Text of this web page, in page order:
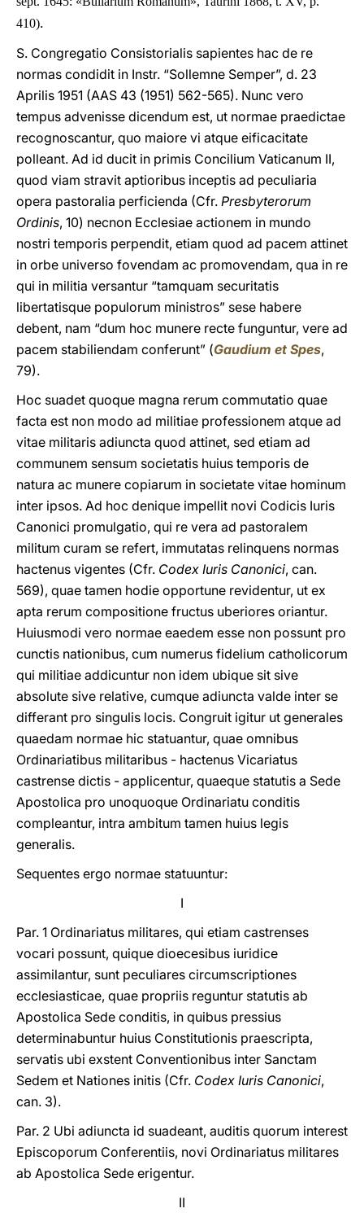
410).
S. Congregatio Consistorialis sapientes hac de re
normas condidit in Instr. “Sollemne Semper”, d. 23
Aprilis 1951 (AAS 43 (1951) 562-565). Nunc vero
tempus advenisse dicendum est, ut normae praedictae
recognoscantur, quo maiore vi atque eificacitate
polleant. Ad id ducit in primis Concilium Vaticanum II,
quod viam stravit aptioribus inceptis ad peculiaria
opera pastoralia perficienda (Cfr. Presbyterorum
Ordinis, 10) necnon Ecclesiae actionem in mundo
nostri temporis perpendit, etiam quod ad pacem attinet
in orbe universo fovendam ac promovendam, qua in re
qui in militia versantur “tamquam securitatis
libertatisque populorum ministros” sese habere
debent, nam “dum hoc munere recte funguntur, vere ad
pacem stabiliendam conferunt” (Gaudium et Spes,
79).
Hoc suadet quoque magna rerum commutatio quae
facta est non modo ad militiae professionem atque ad
vitae militaris adiuncta quod attinet, sed etiam ad
communem sensum societatis huius temporis de
natura ac munere copiarum in societate vitae hominum
inter ipsos. Ad hoc denique impellit novi Codicis Iuris
Canonici promulgatio, qui re vera ad pastoralem
militum curam se refert, immutatas relinquens normas
hactenus vigentes (Cfr. Codex Iuris Canonici, can.
569), quae tamen hodie opportune revidentur, ut ex
apta rerum compositione fructus uberiores oriantur.
Huiusmodi vero normae eaedem esse non possunt pro
cunctis nationibus, cum numerus fidelium catholicorum
qui militiae addicuntur non idem ubique sit sive
absolute sive relative, cumque adiuncta valde inter se
differant pro singulis locis. Congruit igitur ut generales
quaedam normae hic statuantur, quae omnibus
Ordinariatibus militaribus - hactenus Vicariatus
castrense dictis - applicentur, quaeque statutis a Sede
Apostolica pro unoquoque Ordinariatu conditis
compleantur, intra ambitum tamen huius legis
generalis.
Sequentes ergo normae statuuntur:
I
Par. 1 Ordinariatus militares, qui etiam castrenses
vocari possunt, quique dioecesibus iuridice
assimilantur, sunt peculiares circumscriptiones
ecclesiasticae, quae propriis reguntur statutis ab
Apostolica Sede conditis, in quibus pressius
determinabuntur huius Constitutionis praescripta,
servatis ubi exstent Conventionibus inter Sanctam
Sedem et Nationes initis (Cfr. Codex Iuris Canonici,
can. 3).
Par. 2 Ubi adiuncta id suadeant, auditis quorum interest
Episcoporum Conferentiis, novi Ordinariatus militares
ab Apostolica Sede erigentur.
II